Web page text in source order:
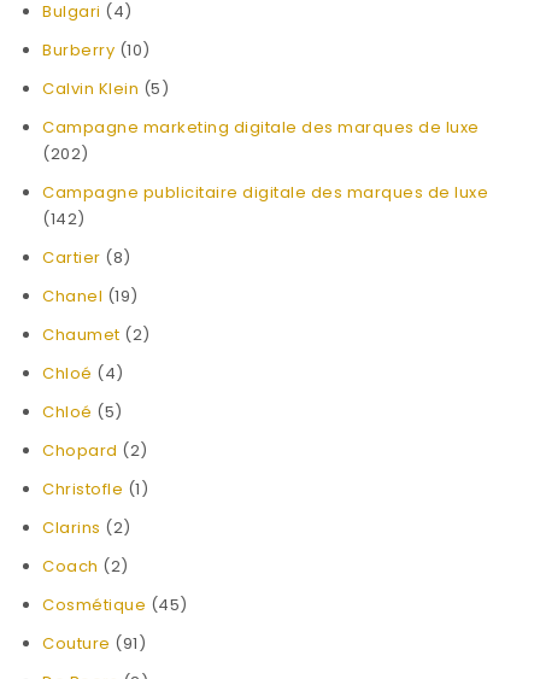
Bulgari (4)
Burberry (10)
Calvin Klein (5)
Campagne marketing digitale des marques de luxe
(202)
Campagne publicitaire digitale des marques de luxe
(142)
Cartier (8)
Chanel (19)
Chaumet (2)
Chloé (4)
Chloé (5)
Chopard (2)
Christofle (1)
Clarins (2)
Coach (2)
Cosmétique (45)
Couture (91)